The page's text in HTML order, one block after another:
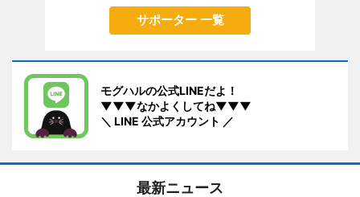
サポーター 一覧
モグハルの公式LINEだよ！
▼▼▼なかよくしてね▼▼▼
＼ LINE 公式アカウント ／
最新ニュース